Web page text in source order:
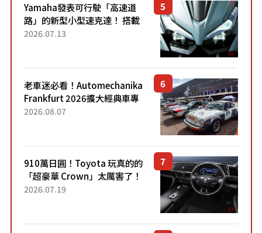
Yamaha發表可行駛「高速道
路」的新型小型速克達！ 搭載
能享受超強勁「渦輪感」的動
2026.07.13
老車迷必看！Automechanika
Frankfurt 2026擴大經典車專
區 1954年珍稀古董車現場修復
2026.08.07
910萬日圓！Toyota 玩真的的
「超豪華 Crown」太厲害了！
採用由「匠人技藝」打造的
2026.07.19